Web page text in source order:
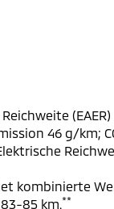
(EAER)
46 g/km;
kombinierte
85 km.**